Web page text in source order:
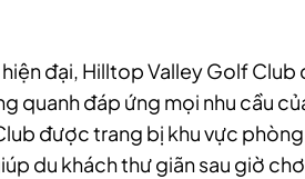
đại, Hilltop Valley Golf Club
quanh đáp ứng mọi nhu cầu
được trang bị khu vực
du khách thư giãn sau giờ